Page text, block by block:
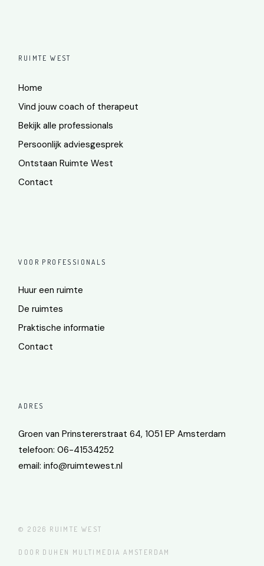
RUIMTE WEST
Home
Vind jouw coach of therapeut
Bekijk alle professionals
Persoonlijk adviesgesprek
Ontstaan Ruimte West
Contact
VOOR PROFESSIONALS
Huur een ruimte
De ruimtes
Praktische informatie
Contact
ADRES
Groen van Prinstererstraat 64, 1051 EP Amsterdam
telefoon: 06-41534252
email:info@ruimtewest.nl
© 2026 RUIMTE WEST
DOOR DUHEN MULTIMEDIA AMSTERDAM